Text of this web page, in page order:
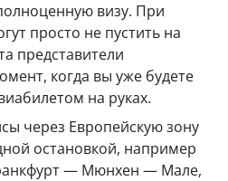
визу. При
просто не пустить на
представители
когда вы уже будете
на руках.
через Европейскую зону
остановкой, например
— Мюнхен — Мале,